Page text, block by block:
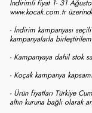
İndirimli fiyat 1- 31
www.kocak.com.tr
- İndirim kampanyası
kampanyalarla
- Kampanyaya dahil stok
- Koçak kampanya
- Ürün fiyatları Türkiye
altın kuruna bağlı olarak